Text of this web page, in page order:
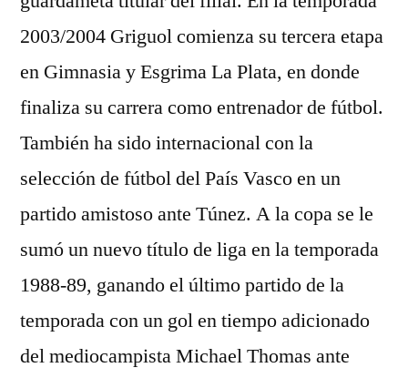
2003/2004 Griguol comienza su tercera etapa
en Gimnasia y Esgrima La Plata, en donde
finaliza su carrera como entrenador de fútbol.
También ha sido internacional con la
selección de fútbol del País Vasco en un
partido amistoso ante Túnez. A la copa se le
sumó un nuevo título de liga en la temporada
1988-89, ganando el último partido de la
temporada con un gol en tiempo adicionado
del mediocampista Michael Thomas ante